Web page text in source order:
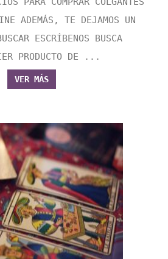
ADEMÁS, TE DEJAMOS UN
ESCRÍBENOS BUSCA
PRODUCTO DE ...
VER MÁS